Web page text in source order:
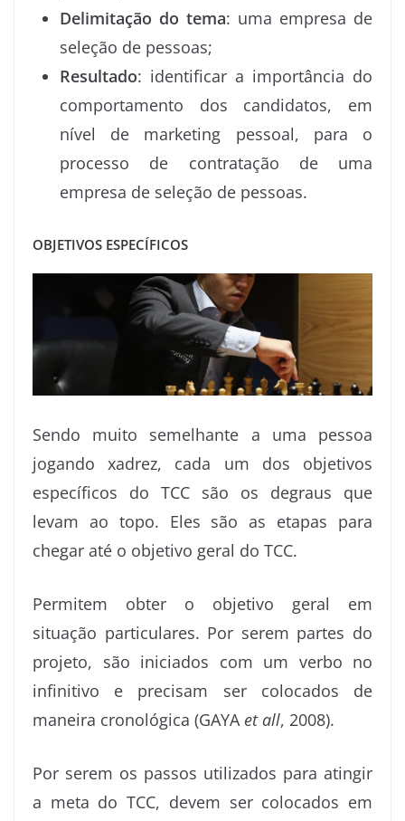
Delimitação do tema: uma empresa de
seleção de pessoas;
Resultado: identificar a importância do
comportamento dos candidatos, em
nível de marketing pessoal, para o
processo de contratação de uma
empresa de seleção de pessoas.
OBJETIVOS ESPECÍFICOS
Sendo muito semelhante a uma pessoa
jogando xadrez, cada um dos objetivos
específicos do TCC são os degraus que
levam ao topo. Eles são as etapas para
chegar até o objetivo geral do TCC.
Permitem obter o objetivo geral em
situação particulares. Por serem partes do
projeto, são iniciados com um verbo no
infinitivo e precisam ser colocados de
maneira cronológica (GAYA et all, 2008).
Por serem os passos utilizados para atingir
a meta do TCC, devem ser colocados em